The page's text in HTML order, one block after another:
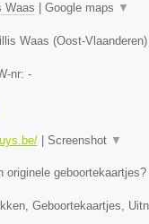
Waas Google maps ▼
Waas (Oost-Vlaanderen)
nr: -
| Screenshot ▼
originele geboortekaartjes?
Geboortekaartjes,